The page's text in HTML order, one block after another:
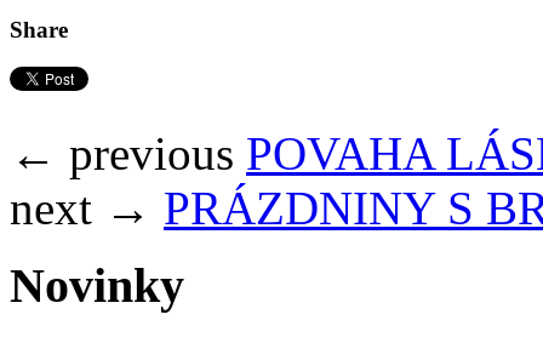
Share
← previous POVAHA
next → PRÁZDNINY S
Novinky